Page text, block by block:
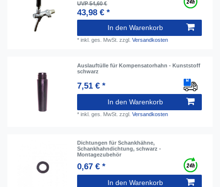
UVP 54,60 €
43,98 € *
In den Warenkorb
*inkl. ges. MwSt. zzgl.Versandkosten
Auslauftülle für Kompensatorhahn - Kunststoff
schwarz
7,51 € *
In den Warenkorb
*inkl. ges. MwSt. zzgl.Versandkosten
Dichtungen für Schankhähne,
Schankhahndichtung, schwarz -
Montagezubehör
0,67 € *
In den Warenkorb